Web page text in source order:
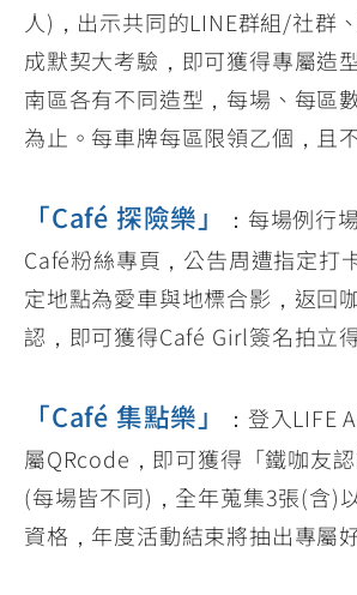
人)，出示共同的LINE群組/社群
成默契大考驗，即可獲得專屬造
南區各有不同造型，每場、每區
為止。每車牌每區限領乙個，且
「Café 探險樂」
：每場例行
Café粉絲專頁，公告周遭指定打
定地點為愛車與地標合影，返回
認，即可獲得Café Girl簽名拍立
「Café 集點樂」
：登入LIFE
屬QRcode，即可獲得「鐵咖友
(每場皆不同)，全年蒐集3張(含)
資格，年度活動結束將抽出專屬